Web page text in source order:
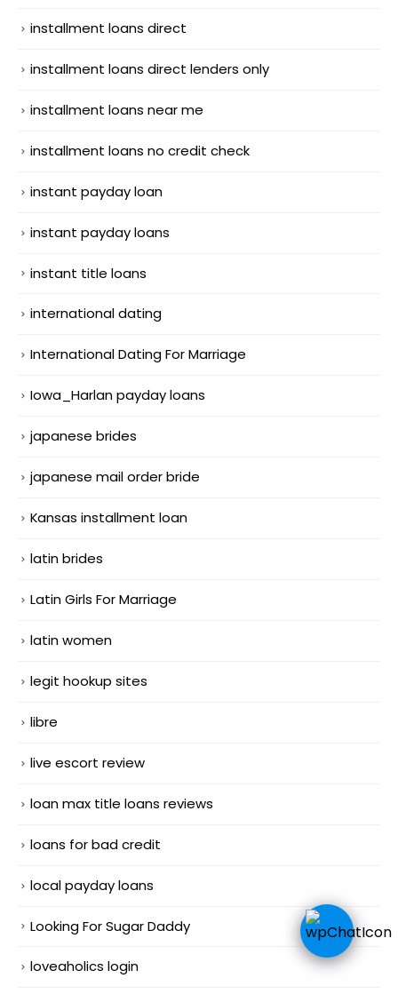
installment loans direct
installment loans direct lenders only
installment loans near me
installment loans no credit check
instant payday loan
instant payday loans
instant title loans
international dating
International Dating For Marriage
Iowa_Harlan payday loans
japanese brides
japanese mail order bride
Kansas installment loan
latin brides
Latin Girls For Marriage
latin women
legit hookup sites
libre
live escort review
loan max title loans reviews
loans for bad credit
local payday loans
Looking For Sugar Daddy
loveaholics login